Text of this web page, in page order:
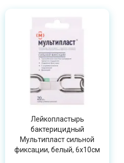
Лейкопластырь
бактерицидный
Мультипласт сильной
фиксации, белый, 6х10см